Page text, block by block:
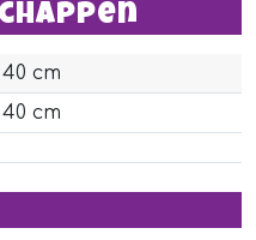
40 cm
40 cm